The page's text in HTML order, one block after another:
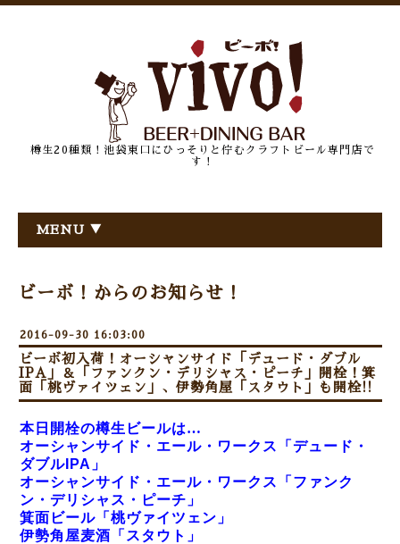
樽生20種類！池袋東口にひっそりと佇むクラフトビール専門店で
す！
MENU ▼
ビーボ！からのお知らせ！
2016-09-30 16:03:00
ビーボ初入荷！オーシャンサイド「デュード・ダブル
IPA」＆「ファンクン・デリシャス・ピーチ」開栓！箕
面「桃ヴァイツェン」、伊勢角屋「スタウト」も開栓!!
本日開栓の樽生ビールは…
オーシャンサイド・エール・ワークス「デュード・
ダブルIPA 」
オーシャンサイド・エール・ワークス「ファンク
ン・デリシャス・ピーチ」
箕面ビール「桃ヴァイツェン」
伊勢角屋麦酒「スタウト」